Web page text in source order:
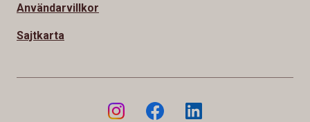
Användarvillkor
Sajtkarta